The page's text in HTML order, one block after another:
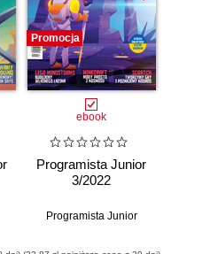
Promocja
ebook
Programista Junior
3/2022
Programista Junior